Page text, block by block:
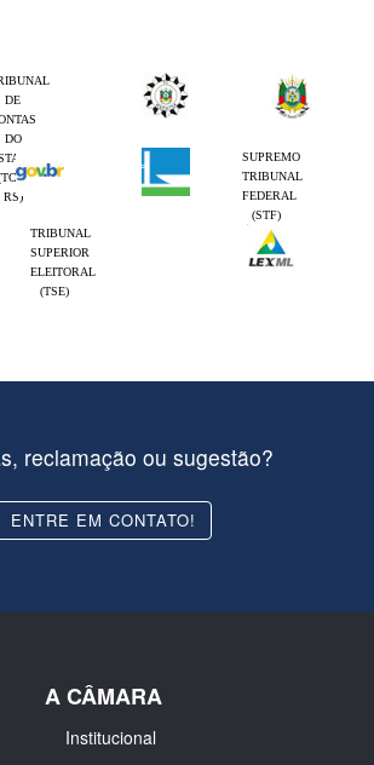
DE
DO
RS)
SUPREMO
TRIBUNAL
FEDERAL
(STF)
TRIBUNAL
SUPERIOR
ELEITORAL
(TSE)
reclamação ou sugestão?
ENTRE EM CONTATO!
A CÂMARA
Institucional